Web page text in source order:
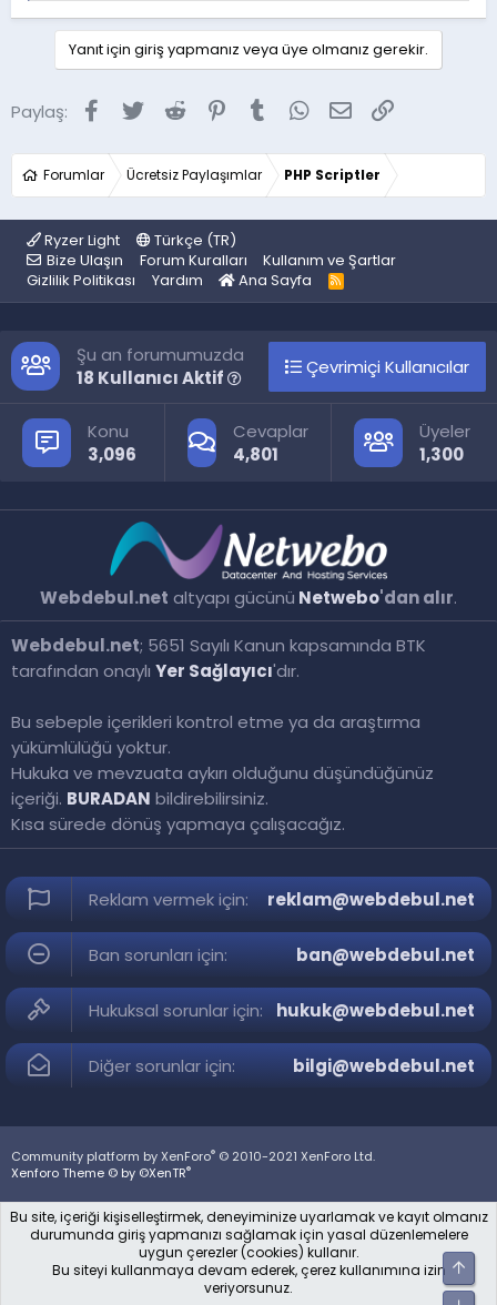
k
l
:
Yanıt için giriş yapmanız veya üye olmanız gerekir.
Paylaş: Facebook
Twitter Reddit Pinterest
Tumblr WhatsApp
E-posta
Forumlar Ücretsiz Paylaşımlar PHP Scriptler
Ryzer Light
Türkçe (TR)
Bize Ulaşın
Forum Kuralları
Kullanım ve Şartlar
Gizlilik Politikası
Yardım Ana Sayfa
R
S
Şu an forumumuzda
18 Kullanıcı Aktif
Çevrimiçi Kullanıcılar
Konu
3,096
Cevaplar
4,801
Üyeler
1,300
Webdebul.net; 5651 Sayılı Kanun kapsamında BTK
tarafından onaylı Yer Sağlayıcı'dır.
Bu sebeple içerikleri kontrol etme ya da araştırma
yükümlülüğü yoktur.
Hukuka ve mevzuata aykırı olduğunu düşündüğünüz
içeriği. BURADAN bildirebilirsiniz.
Kısa sürede dönüş yapmaya çalışacağız.
Webdebul.net altyapı gücünü Netwebo'dan alır.
Reklam vermek için: reklam@webdebul.net
Ban sorunları için: ban@webdebul.net
Hukuksal sorunlar için: hukuk@webdebul.net
Diğer sorunlar için: bilgi@webdebul.net
Community platform by XenForo® © 2010-2021 XenForo Ltd.
Xenforo Theme © by ©XenTR®
Bu site, içeriği kişiselleştirmek, deneyiminize uyarlamak ve kayıt olmanız
durumunda giriş yapmanızı sağlamak için yasal düzenlemelere
uygun çerezler (cookies) kullanır.
Bu siteyi kullanmaya devam ederek, çerez kullanımına izin
veriyorsunuz.
Üst